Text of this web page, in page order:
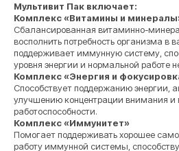
Мультивит Пак включает:
Комплекс «Витамины и
Сбалансированная витаминно-
восполнить потребность организма в
поддерживает иммунную систему,
уровня энергии и нормальной работе
Комплекс «Энергия и
Способствует поддержанию энергии,
улучшению концентрации внимания
работоспособности.
Комплекс «Иммунитет»
Помогает поддерживать хорошее
работу иммунной системы,